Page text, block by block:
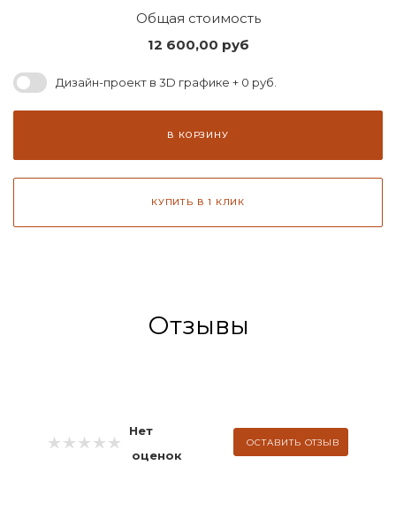
Общая стоимость
12 600,00 руб
Дизайн-проект в 3D графике + 0 руб.
В КОРЗИНУ
КУПИТЬ В 1 КЛИК
Отзывы
Нет
оценок
ОСТАВИТЬ ОТЗЫВ